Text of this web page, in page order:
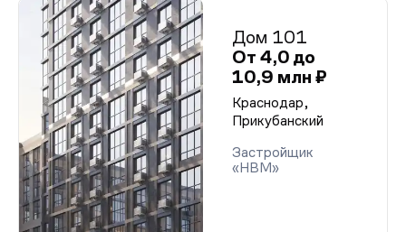
Дом 101
От 4,0 до
10,9 млн ₽
Краснодар,
Прикубанский
Застройщик
«НВМ»